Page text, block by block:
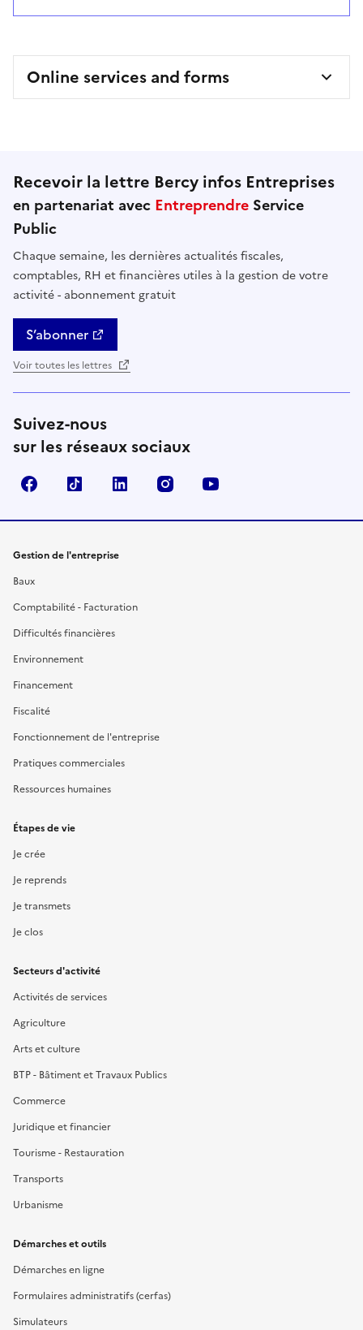
Online services and forms
Recevoir la lettre Bercy infos Entreprises
en partenariat avec Entreprendre Service
Public
Chaque semaine, les dernières actualités fiscales,
comptables, RH et financières utiles à la gestion de votre
activité - abonnement gratuit
S’abonner
Voir toutes les lettres
Suivez-nous
sur les réseaux sociaux
FacebookTikTok Linkedin Instagram
Gestion de l'entreprise
Baux
Comptabilité - Facturation
Difficultés financières
Environnement
Financement
Fiscalité
Fonctionnement de l'entreprise
Pratiques commerciales
Ressources humaines
Étapes de vie
Je crée
Je reprends
Je transmets
Je clos
Secteurs d'activité
Activités de services
Agriculture
Arts et culture
BTP - Bâtiment et Travaux Publics
Commerce
Juridique et financier
Tourisme - Restauration
Transports
Urbanisme
Démarches et outils
Démarches en ligne
Formulaires administratifs (cerfas)
Simulateurs